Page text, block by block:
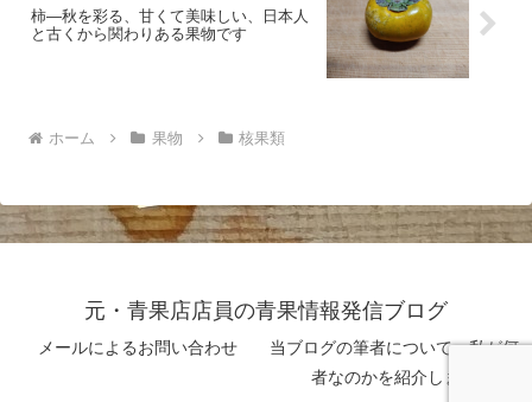
柿―秋を彩る、甘くて美味しい、日本人
と古くから関わりある果物です
ホーム 果物 核果類
元・青果店店員の青果情報発信ブログ
メールによるお問い合わせ
当ブログの筆者について 私が何
者なのかを紹介します